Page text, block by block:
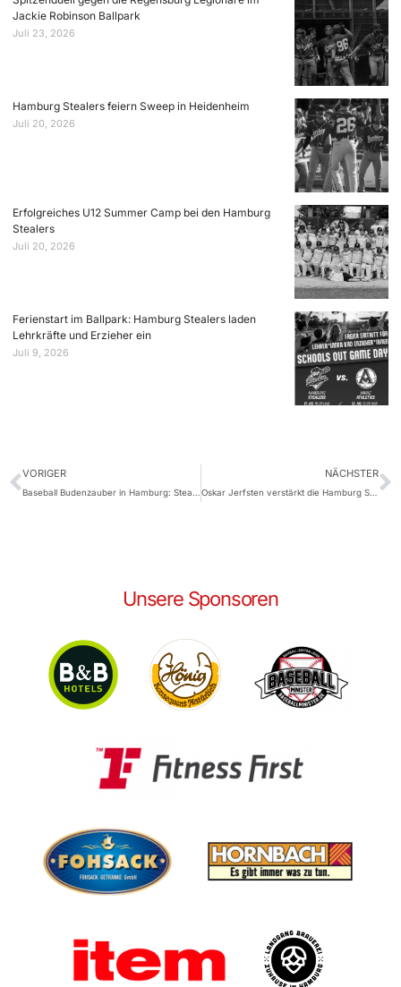
Jackie Robinson Ballpark
Juli 23, 2026
Hamburg Stealers feiern Sweep in Heidenheim
Juli 20, 2026
Erfolgreiches U12 Summer Camp bei den Hamburg
Stealers
Juli 20, 2026
Ferienstart im Ballpark: Hamburg Stealers laden
Lehrkräfte und Erzieher ein
Juli 9, 2026
VORIGER NÄCHSTER
Oskar Jerfsten verstärkt die Hamburg Stealers als Catcher
Unsere Sponsoren